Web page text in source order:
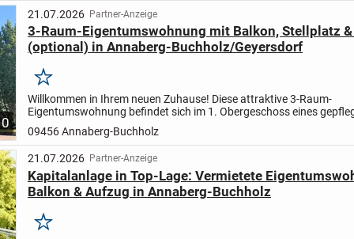
21.07.2026 Partner-Anzeige
3-Raum-Eigentumswohnung mit Balkon, Stellplatz &
(optional) in Annaberg-Buchholz/Geyersdorf
Merken
Willkommen in Ihrem neuen Zuhause! Diese attraktive 3-Raum-
Eigentumswohnung befindet sich im 1. Obergeschoss eines
Mehrfamilienhauses aus dem Jahr 1997 und überzeugt durch ihre
09456 Annaberg-Buchholz
21.07.2026 Partner-Anzeige
Kapitalanlage in Top-Lage: Vermietete
Balkon & Aufzug in Annaberg-Buchholz
Merken